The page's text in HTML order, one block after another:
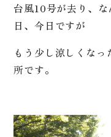
台風10号が去り、
日、今日ですが
もう少し涼しくな
所です。